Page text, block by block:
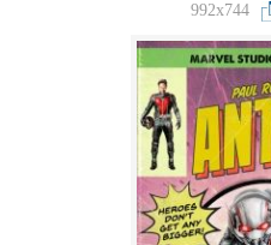
992x744